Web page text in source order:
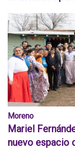
Moreno
Mariel
nuevo espacio